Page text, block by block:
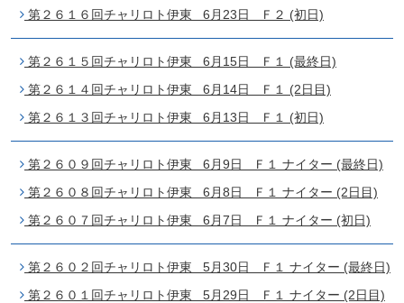
第２６１６回チャリロト伊東 6月23日 Ｆ２ (初日)
第２６１５回チャリロト伊東 6月15日 Ｆ１ (最終日)
第２６１４回チャリロト伊東 6月14日 Ｆ１ (2日目)
第２６１３回チャリロト伊東 6月13日 Ｆ１ (初日)
第２６０９回チャリロト伊東 6月9日 Ｆ１ ナイター (最終日)
第２６０８回チャリロト伊東 6月8日 Ｆ１ ナイター (2日目)
第２６０７回チャリロト伊東 6月7日 Ｆ１ ナイター (初日)
第２６０２回チャリロト伊東 5月30日 Ｆ１ ナイター (最終日)
第２６０１回チャリロト伊東 5月29日 Ｆ１ ナイター (2日目)